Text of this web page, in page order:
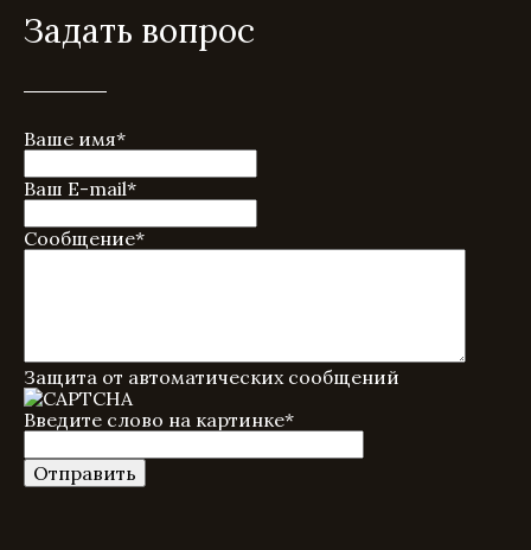
Задать вопрос
Ваше имя*
Ваш E-mail*
Сообщение*
Защита от автоматических сообщений
Введите слово на картинке*